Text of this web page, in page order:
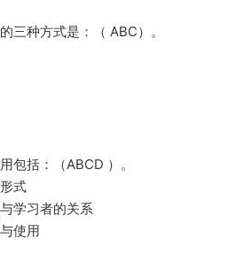
三种方式是：（ ABC）。
包括：（ABCD ）。
式
学习者的关系
使用